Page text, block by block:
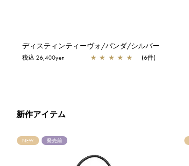
ディスティンティーヴォ/パンダ/シルバー
税込 26,400yen ★ ★ ★ ★ ★ (6件)
新作アイテム
NEW 発売前